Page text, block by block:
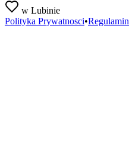
w Lubinie
Polityka Prywatnosci•Regulamin